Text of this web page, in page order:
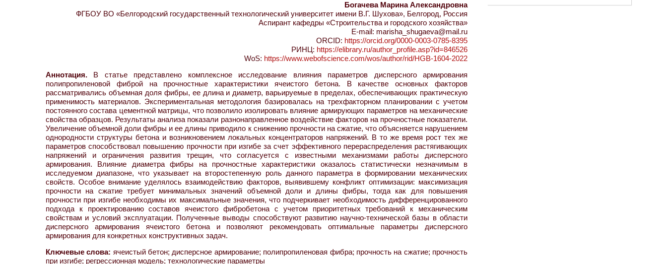
Богачева Марина Александровна
ФГБОУ ВО «Белгородский государственный технологический университет имени В.Г. Шухова», Белгород, Россия
Аспирант кафедры «Строительства и городского хозяйства»
E-mail: marisha_shugaeva@mail.ru
ORCID: https://orcid.org/0000-0003-0785-8395
РИНЦ: https://elibrary.ru/author_profile.asp?id=846526
WoS: https://www.webofscience.com/wos/author/rid/HGB-1604-2022
Аннотация. В статье представлено комплексное исследование влияния параметров дисперсного армирования
полипропиленовой фиброй на прочностные характеристики ячеистого бетона. В качестве основных факторов
рассматривались объемная доля фибры, ее длина и диаметр, варьируемые в пределах, обеспечивающих практическую
применимость материалов. Экспериментальная методология базировалась на трехфакторном планировании с учетом
постоянного состава цементной матрицы, что позволило изолировать влияние армирующих параметров на механические
свойства образцов. Результаты анализа показали разнонаправленное воздействие факторов на прочностные показатели.
Увеличение объемной доли фибры и ее длины приводило к снижению прочности на сжатие, что объясняется нарушением
однородности структуры бетона и возникновением локальных концентраторов напряжений. В то же время рост тех же
параметров способствовал повышению прочности при изгибе за счет эффективного перераспределения растягивающих
напряжений и ограничения развития трещин, что согласуется с известными механизмами работы дисперсного
армирования. Влияние диаметра фибры на прочностные характеристики оказалось статистически незначимым в
исследуемом диапазоне, что указывает на второстепенную роль данного параметра в формировании механических
свойств. Особое внимание уделялось взаимодействию факторов, выявившему конфликт оптимизации: максимизация
прочности на сжатие требует минимальных значений объемной доли и длины фибры, тогда как для повышения
прочности при изгибе необходимы их максимальные значения, что подчеркивает необходимость дифференцированного
подхода к проектированию составов ячеистого фибробетона с учетом приоритетных требований к механическим
свойствам и условий эксплуатации. Полученные выводы способствуют развитию научно-технической базы в области
дисперсного армирования ячеистого бетона и позволяют рекомендовать оптимальные параметры дисперсного
армирования для конкретных конструктивных задач.
Ключевые слова: ячеистый бетон; дисперсное армирование; полипропиленовая фибра; прочность на сжатие; прочность
при изгибе; регрессионная модель; технологические параметры